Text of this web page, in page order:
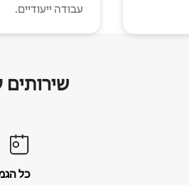
עבודה ייעודיים.
שירותים
כל